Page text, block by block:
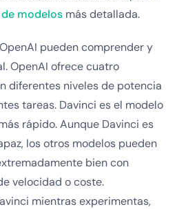
modelos más detallada.
pueden comprender y
OpenAI ofrece cuatro
diferentes niveles de potencia
tareas. Davinci es el modelo
rápido. Aunque Davinci es
los otros modelos pueden
bien con
velocidad o coste.
mientras experimentas,